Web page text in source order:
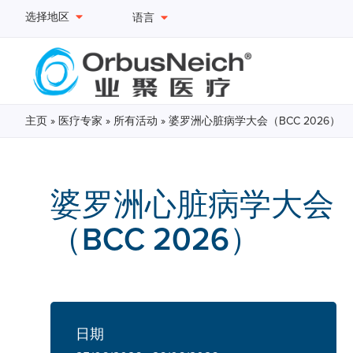
选择地区 语言
主页 » 医疗专家 » 所有活动 » 婆罗洲心脏病学大会（BCC 2026）
婆罗洲心脏病学大会
（BCC 2026）
日期